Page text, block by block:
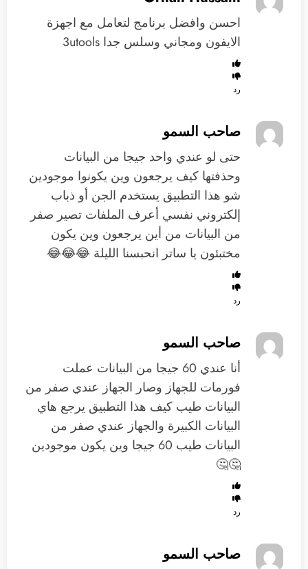
احسن وافضل برنامج لتعامل مع اجهزة
الايفون ومجاني وسلس جدا 3utools
رد
صاحب السمو
‏حتى لو عندي واحد جيجا من البيانات
وحذفتها كيف يرجعون وين يكونوا موجودين
شو هذا التطبيق يستخدم الجن ‏أو ذباب
إلكتروني ‏نفسي أعرف الملفات تصير صفر
من البيانات من أين يرجعون وين يكون
مختبئون يا ساتر انحبسنا الليلة 😂😂😂
رد
صاحب السمو
‏أنا عندي 60 جيجا من البيانات عملت
فورمات للجهاز وصار الجهاز عندي صفر من
البيانات طيب كيف هذا التطبيق يرجع هاي
البيانات الكبيرة والجهاز عندي صفر من
البيانات طيب 60 جيجا وين يكون موجودين
🤔🤔
رد
صاحب السمو